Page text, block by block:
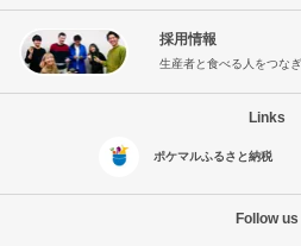
採用情報
生産者と食べる人をつな
Links
ポケマルふるさと納税
Follow us